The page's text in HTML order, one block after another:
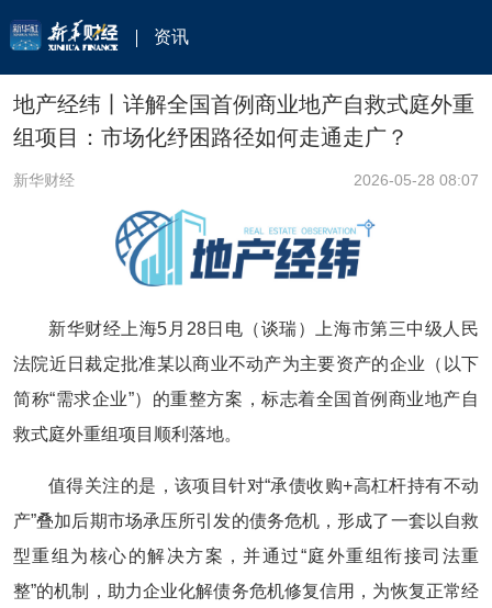
资讯
地产经纬丨详解全国首例商业地产自救式庭外重
组项目：市场化纾困路径如何走通走广？
新华财经 2026-05-28 08:07
新华财经上海5月28日电（谈瑞）上海市第三中级人民
法院近日裁定批准某以商业不动产为主要资产的企业（以下
简称“需求企业”）的重整方案，标志着全国首例商业地产自
救式庭外重组项目顺利落地。
值得关注的是，该项目针对“承债收购+高杠杆持有不动
产”叠加后期市场承压所引发的债务危机，形成了一套以自救
型重组为核心的解决方案，并通过“庭外重组衔接司法重
整”的机制，助力企业化解债务危机修复信用，为恢复正常经